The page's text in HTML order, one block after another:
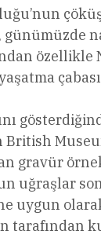
özellikle
British
gravür
uğraşlar
uygun
tarafından